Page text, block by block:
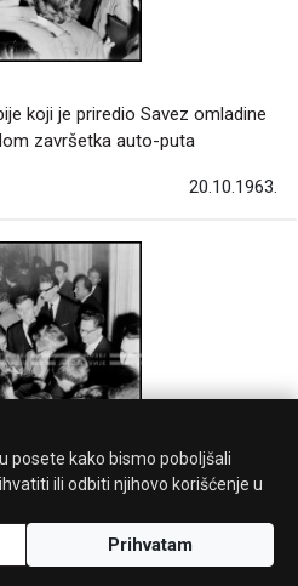
koji je priredio Savez omladine
završetka auto-puta
20.10.1963.
koji je priredio Savez omladine
završetka auto-puta
posete kako bismo poboljšali
ili odbiti njihovo korišćenje u
Prihvatam